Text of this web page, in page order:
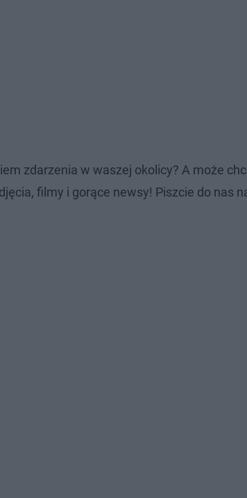
zdarzenia w waszej okolicy? A może
filmy i gorące newsy! Piszcie do nas